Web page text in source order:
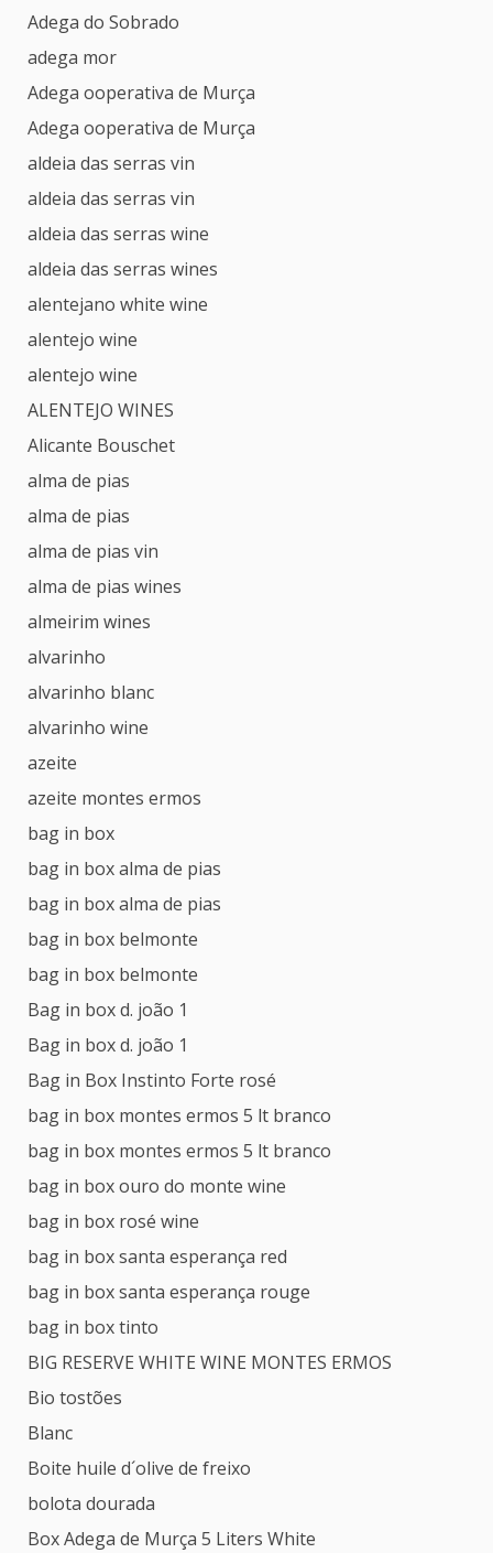
Adega do Sobrado
adega mor
Adega ooperativa de Murça
Adega ooperativa de Murça
aldeia das serras vin
aldeia das serras vin
aldeia das serras wine
aldeia das serras wines
alentejano white wine
alentejo wine
alentejo wine
ALENTEJO WINES
Alicante Bouschet
alma de pias
alma de pias
alma de pias vin
alma de pias wines
almeirim wines
alvarinho
alvarinho blanc
alvarinho wine
azeite
azeite montes ermos
bag in box
bag in box alma de pias
bag in box alma de pias
bag in box belmonte
bag in box belmonte
Bag in box d. joão 1
Bag in box d. joão 1
Bag in Box Instinto Forte rosé
bag in box montes ermos 5 lt branco
bag in box montes ermos 5 lt branco
bag in box ouro do monte wine
bag in box rosé wine
bag in box santa esperança red
bag in box santa esperança rouge
bag in box tinto
BIG RESERVE WHITE WINE MONTES ERMOS
Bio tostões
Blanc
Boite huile d´olive de freixo
bolota dourada
Box Adega de Murça 5 Liters White